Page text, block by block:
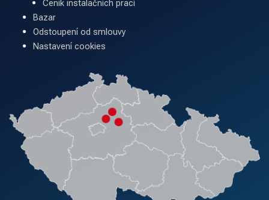
Ceník instalačních prací
Bazar
Odstoupení od smlouvy
Nastavení cookies